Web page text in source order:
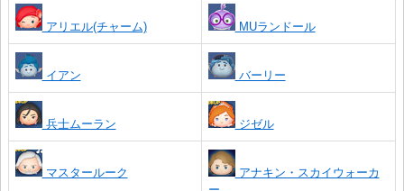
アリエル(チャーム) MUランドール
イアン バーリー
兵士ムーラン ジゼル
マスタールーク
アナキン・スカイウォーカ